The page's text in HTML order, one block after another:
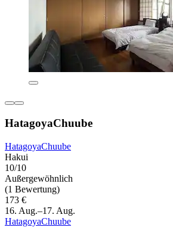
HatagoyaChuube
HatagoyaChuube
Hakui
10/10
Außergewöhnlich
(1 Bewertung)
173 €
16. Aug.–17. Aug.
HatagoyaChuube